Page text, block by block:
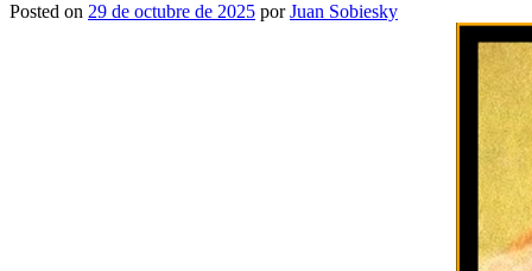
Posted on 29 de octubre de 2025 porJuan Sobiesky